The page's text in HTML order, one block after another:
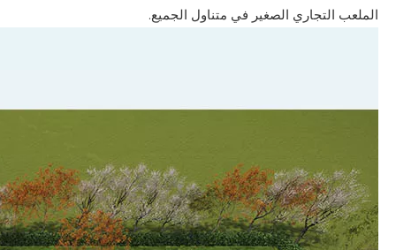
الملعب التجاري الصغير في متناول الجميع.